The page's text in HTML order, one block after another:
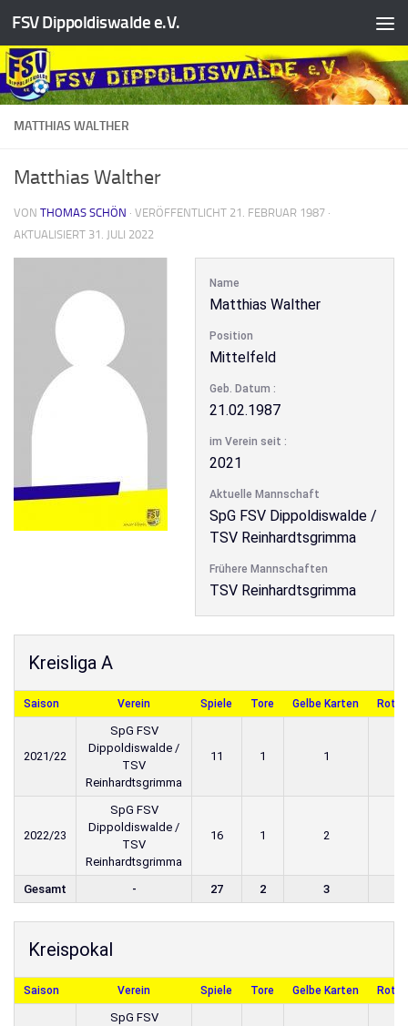
Zum Inhalt springen
FSV Dippoldiswalde e.V.
MATTHIAS WALTHER
Matthias Walther
VON THOMAS SCHÖN · VERÖFFENTLICHT 21. FEBRUAR 1987 ·
AKTUALISIERT 31. JULI 2022
Name
Matthias Walther
Position
Mittelfeld
Geb. Datum :
21.02.1987
im Verein seit :
2021
Aktuelle Mannschaft
SpG FSV Dippoldiswalde /
TSV Reinhardtsgrimma
Frühere Mannschaften
TSV Reinhardtsgrimma
Kreisliga A
Saison Verein Spiele Tore Gelbe Karten Rote
2021/22
SpG FSV
Dippoldiswalde /
TSV
Reinhardtsgrimma
11 1 1
2022/23
SpG FSV
Dippoldiswalde /
TSV
Reinhardtsgrimma
16 1 2
Gesamt - 27 2 3
Kreispokal
Saison Verein Spiele Tore Gelbe Karten Rote
SpG FSV